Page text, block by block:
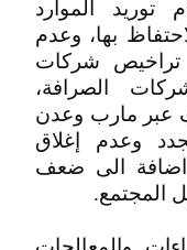
توريد الموارد
بها، وعدم
تراخيص شركات
الصرافة،
عبر مارب وعدن
وعدم إغلاق
اضافة الى ضعف
المجتمع.